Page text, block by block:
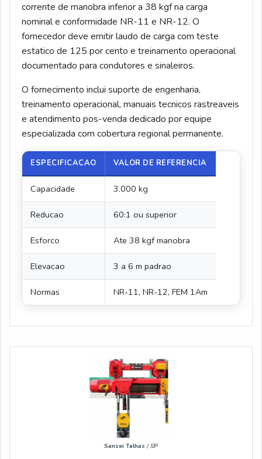
corrente de manobra inferior a 38 kgf na carga
nominal e conformidade NR-11 e NR-12. O
fornecedor deve emitir laudo de carga com teste
estatico de 125 por cento e treinamento operacional
documentado para condutores e sinaleiros.
O fornecimento inclui suporte de engenharia,
treinamento operacional, manuais tecnicos rastreaveis
e atendimento pos-venda dedicado por equipe
especializada com cobertura regional permanente.
ESPECIFICACAO VALOR DE REFERENCIA
Capacidade 3.000 kg
Reducao 60:1 ou superior
Esforco Ate 38 kgf manobra
Elevacao 3 a 6 m padrao
Normas NR-11, NR-12, FEM 1Am
Sansei Talhas / SP